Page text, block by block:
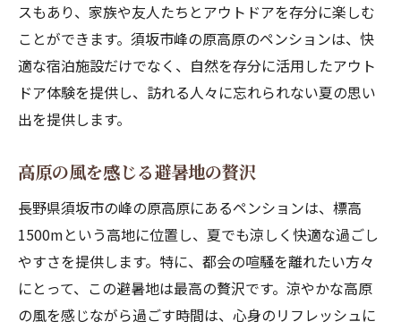
チームビルディングに最適なロケーション
競技者に嬉しい充実の施設紹介
合宿者に人気の高地トレーニング
スポーツとリラックスの両立が叶う場所
リフレッシュ
自然に溶け込むペンションの魅力
心安らぐ静寂の時間を提供
アウトドアとリラクゼーションの融合
四季折々の景色を楽しむ滞在
高地の自然を満喫する贅沢
スもあり、家族や友人たちとアウトドアを存分に楽しむ
ことができます。須坂市峰の原高原のペンションは、快
適な宿泊施設だけでなく、自然を存分に活用したアウト
ドア体験を提供し、訪れる人々に忘れられない夏の思い
出を提供します。
高原の風を感じる避暑地の贅沢
長野県須坂市の峰の原高原にあるペンションは、標高
1500mという高地に位置し、夏でも涼しく快適な過ごし
やすさを提供します。特に、都会の喧騒を離れたい方々
にとって、この避暑地は最高の贅沢です。涼やかな高原
の風を感じながら過ごす時間は、心身のリフレッシュに